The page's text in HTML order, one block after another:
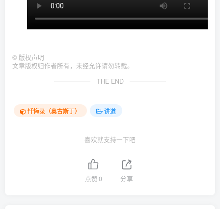
© 版权声明
文章版权归作者所有，未经允许请勿转载。
THE END
忏悔录（奥古斯丁） 讲道
喜欢就支持一下吧
点赞0 分享